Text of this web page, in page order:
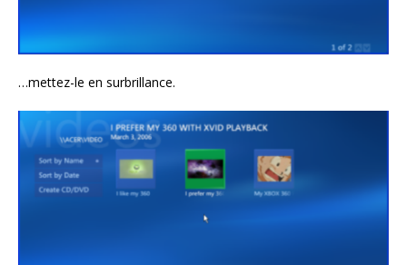
…mettez-le en surbrillance.